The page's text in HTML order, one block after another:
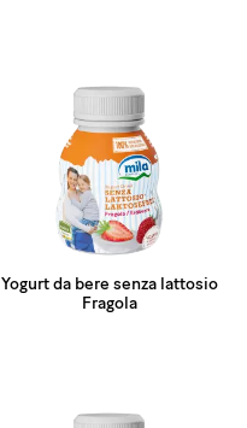
Yogurt da bere senza lattosio
Fragola